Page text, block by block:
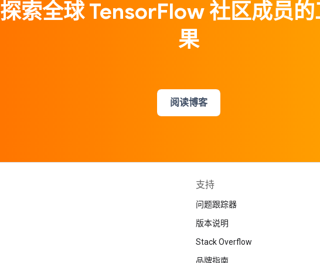
探索全球 TensorFlow 社区成员
果
阅读博客
支持
问题跟踪器
版本说明
Stack Overflow
品牌指南